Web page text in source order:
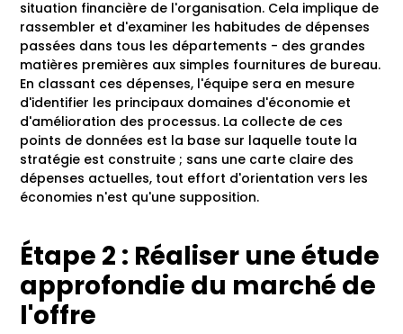
situation financière de l'organisation. Cela implique de
rassembler et d'examiner les habitudes de dépenses
passées dans tous les départements - des grandes
matières premières aux simples fournitures de bureau.
En classant ces dépenses, l'équipe sera en mesure
d'identifier les principaux domaines d'économie et
d'amélioration des processus. La collecte de ces
points de données est la base sur laquelle toute la
stratégie est construite ; sans une carte claire des
dépenses actuelles, tout effort d'orientation vers les
économies n'est qu'une supposition.
Étape 2 : Réaliser une étude
approfondie du marché de
l'offre